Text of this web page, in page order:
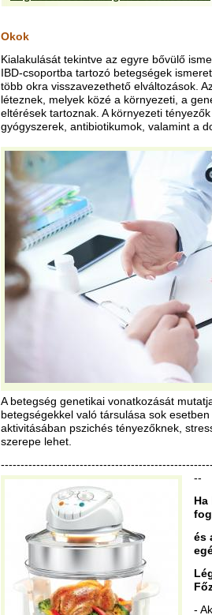
Okok
Kialakulását tekintve az egyre bővülő
IBD-csoportba tartozó betegségek
több okra visszavezethető elváltozások.
léteznek, melyek közé a környezeti, a
eltérések tartoznak. A környezeti
gyógyszerek, antibiotikumok, valamint a
A betegség genetikai vonatkozását
betegségekkel való társulása sok
aktivitásában pszichés tényezőknek,
szerepe lehet.
--
és
-